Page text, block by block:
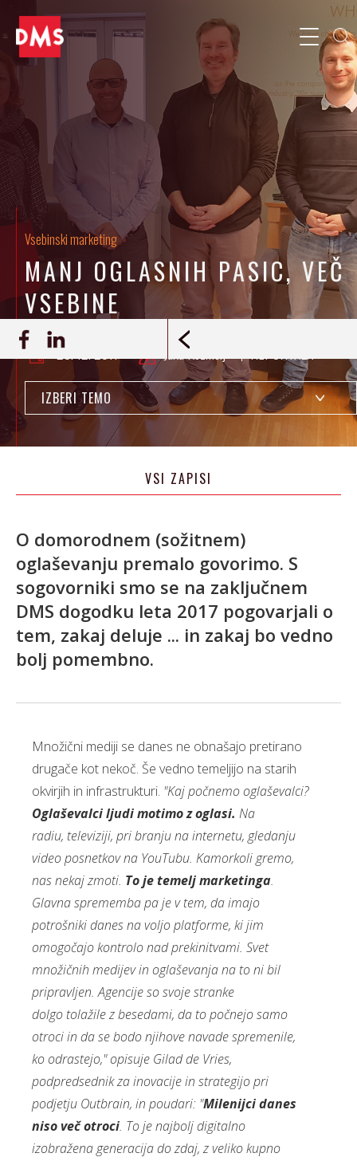
Vsebinski marketing
MANJ OGLASNIH PASIC, VEČ
VSEBINE
20. 12. 2017 Jaka Kozmelj
IZBERI TEMO
VSI ZAPISI
O domorodnem (sožitnem)
oglaševanju premalo govorimo. S
sogovorniki smo se na zaključnem
DMS dogodku leta 2017 pogovarjali o
tem, zakaj deluje ... in zakaj bo vedno
bolj pomembno.
Množični mediji se danes ne obnašajo pretirano
drugače kot nekoč. Še vedno temeljijo na starih
okvirjih in infrastrukturi. "Kaj počnemo oglaševalci?
Oglaševalci ljudi motimo z oglasi. Na
radiu, televiziji, pri branju na internetu, gledanju
video posnetkov na YouTubu. Kamorkoli gremo,
nas nekaj zmoti. To je temelj marketinga.
Glavna sprememba pa je v tem, da imajo
potrošniki danes na voljo platforme, ki jim
omogočajo kontrolo nad prekinitvami. Svet
množičnih medijev in oglaševanja na to ni bil
pripravljen. Agencije so svoje stranke
dolgo tolažile z besedami, da to počnejo samo
otroci in da se bodo njihove navade spremenile,
ko odrastejo," opisuje Gilad de Vries,
podpredsednik za inovacije in strategijo pri
podjetju Outbrain, in poudari: "Milenijci danes
niso več otroci. To je najbolj digitalno
izobražena generacija do zdaj, z veliko kupno